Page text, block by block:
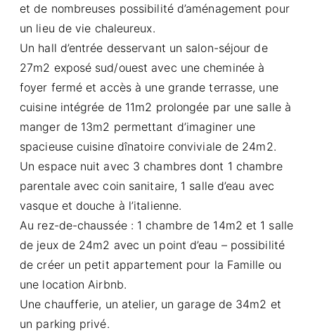
et de nombreuses possibilité d’aménagement pour
un lieu de vie chaleureux.
Un hall d’entrée desservant un salon-séjour de
27m2 exposé sud/ouest avec une cheminée à
foyer fermé et accès à une grande terrasse, une
cuisine intégrée de 11m2 prolongée par une salle à
manger de 13m2 permettant d’imaginer une
spacieuse cuisine dînatoire conviviale de 24m2.
Un espace nuit avec 3 chambres dont 1 chambre
parentale avec coin sanitaire, 1 salle d’eau avec
vasque et douche à l’italienne.
Au rez-de-chaussée : 1 chambre de 14m2 et 1 salle
de jeux de 24m2 avec un point d’eau – possibilité
de créer un petit appartement pour la Famille ou
une location Airbnb.
Une chaufferie, un atelier, un garage de 34m2 et
un parking privé.